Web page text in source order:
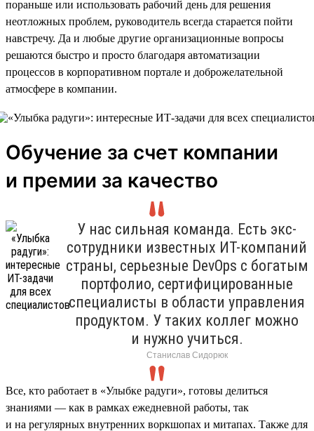
пораньше или использовать рабочий день для решения
неотложных проблем, руководитель всегда старается пойти
навстречу. Да и любые другие организационные вопросы
решаются быстро и просто благодаря автоматизации
процессов в корпоративном портале и доброжелательной
атмосфере в компании.
Обучение за счет компании
и премии за качество
У нас сильная команда. Есть экс-
сотрудники известных ИТ-компаний
страны, серьезные DevOps с богатым
портфолио, сертифицированные
специалисты в области управления
продуктом. У таких коллег можно
и нужно учиться.
Станислав Сидорюк
Все, кто работает в «Улыбке радуги», готовы делиться
знаниями — как в рамках ежедневной работы, так
и на регулярных внутренних воркшопах и митапах. Также для